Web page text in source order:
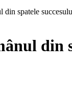
spatele
din